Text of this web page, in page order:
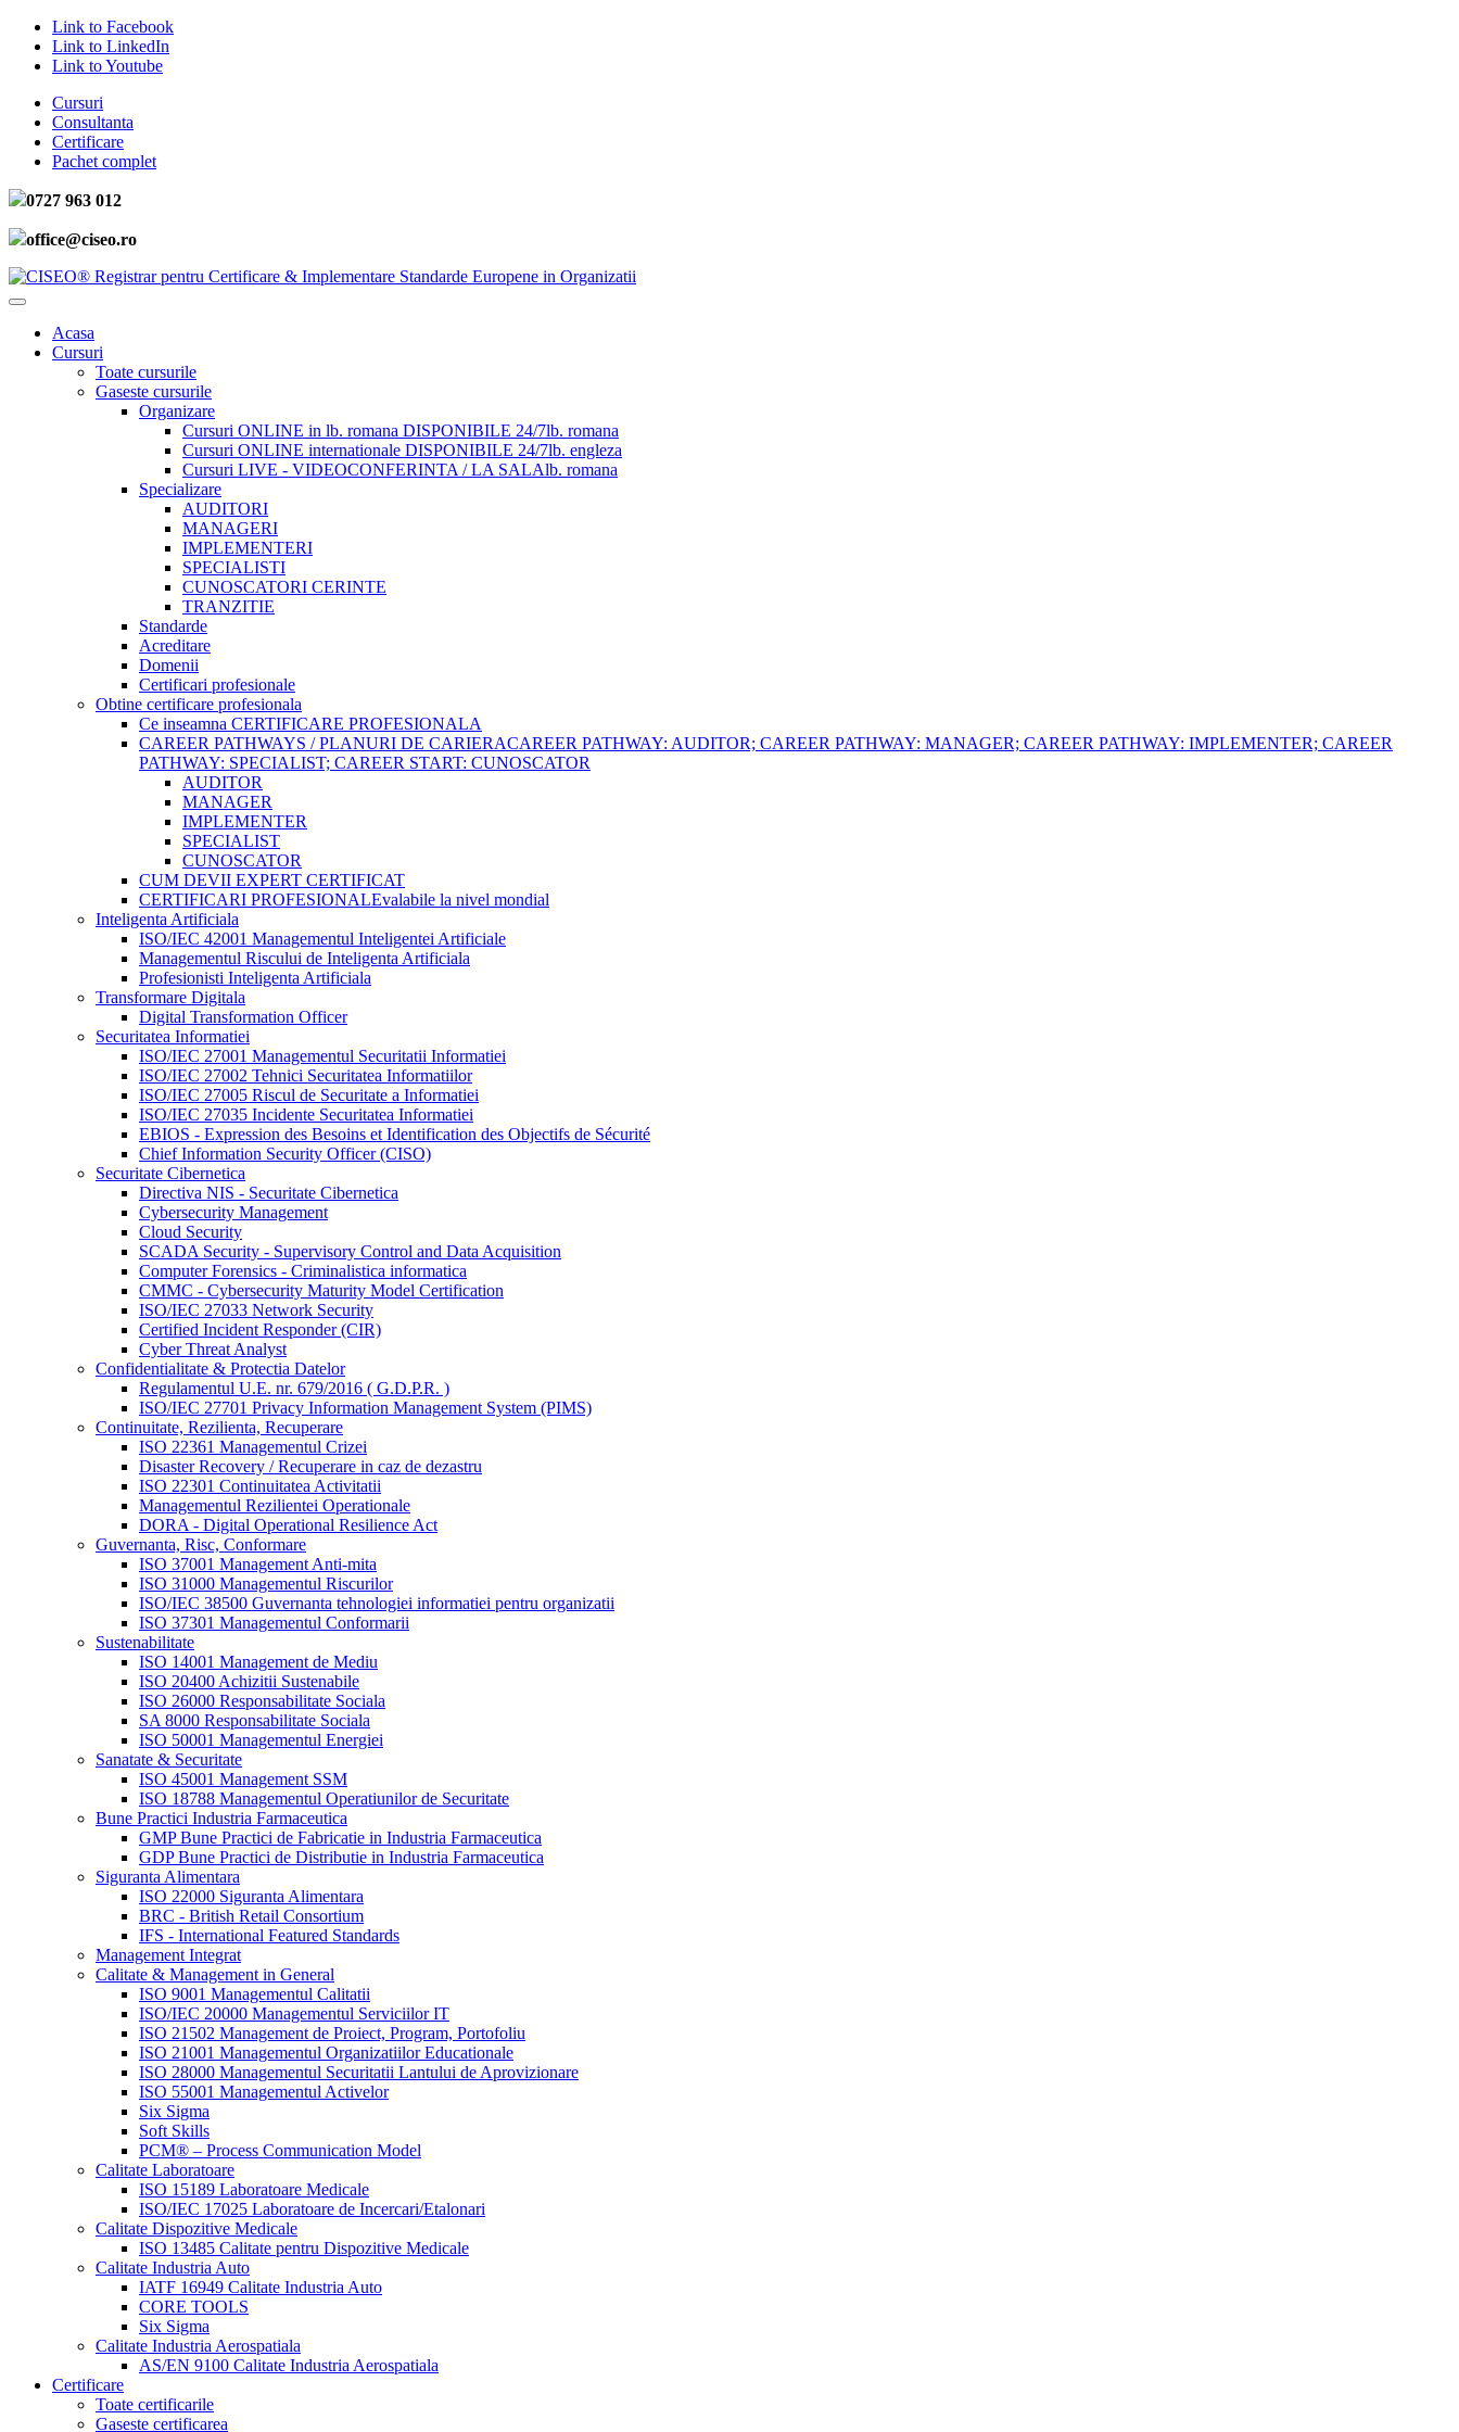
Link to Facebook
Link to LinkedIn
Link to Youtube
Cursuri
Consultanta
Certificare
Pachet complet
0727 963 012
office@ciseo.ro
Acasa
Cursuri
Toate cursurile
Gaseste cursurile
Organizare
Cursuri ONLINE in lb. romana DISPONIBILE 24/7lb. romana
Cursuri ONLINE internationale DISPONIBILE 24/7lb. engleza
Cursuri LIVE - VIDEOCONFERINTA / LA SALAlb. romana
Specializare
AUDITORI
MANAGERI
IMPLEMENTERI
SPECIALISTI
CUNOSCATORI CERINTE
TRANZITIE
Standarde
Acreditare
Domenii
Certificari profesionale
Obtine certificare profesionala
Ce inseamna CERTIFICARE PROFESIONALA
CAREER PATHWAYS / PLANURI DE CARIERACAREER PATHWAY: AUDITOR; CAREER PATHWAY: MANAGER; CAREER PATHWAY: IMPLEMENTER; CAREER
PATHWAY: SPECIALIST; CAREER START: CUNOSCATOR
AUDITOR
MANAGER
IMPLEMENTER
SPECIALIST
CUNOSCATOR
CUM DEVII EXPERT CERTIFICAT
CERTIFICARI PROFESIONALEvalabile la nivel mondial
Inteligenta Artificiala
ISO/IEC 42001 Managementul Inteligentei Artificiale
Managementul Riscului de Inteligenta Artificiala
Profesionisti Inteligenta Artificiala
Transformare Digitala
Digital Transformation Officer
Securitatea Informatiei
ISO/IEC 27001 Managementul Securitatii Informatiei
ISO/IEC 27002 Tehnici Securitatea Informatiilor
ISO/IEC 27005 Riscul de Securitate a Informatiei
ISO/IEC 27035 Incidente Securitatea Informatiei
EBIOS - Expression des Besoins et Identification des Objectifs de Sécurité
Chief Information Security Officer (CISO)
Securitate Cibernetica
Directiva NIS - Securitate Cibernetica
Cybersecurity Management
Cloud Security
SCADA Security - Supervisory Control and Data Acquisition
Computer Forensics - Criminalistica informatica
CMMC - Cybersecurity Maturity Model Certification
ISO/IEC 27033 Network Security
Certified Incident Responder (CIR)
Cyber Threat Analyst
Confidentialitate & Protectia Datelor
Regulamentul U.E. nr. 679/2016 ( G.D.P.R. )
ISO/IEC 27701 Privacy Information Management System (PIMS)
Continuitate, Rezilienta, Recuperare
ISO 22361 Managementul Crizei
Disaster Recovery / Recuperare in caz de dezastru
ISO 22301 Continuitatea Activitatii
Managementul Rezilientei Operationale
DORA - Digital Operational Resilience Act
Guvernanta, Risc, Conformare
ISO 37001 Management Anti-mita
ISO 31000 Managementul Riscurilor
ISO/IEC 38500 Guvernanta tehnologiei informatiei pentru organizatii
ISO 37301 Managementul Conformarii
Sustenabilitate
ISO 14001 Management de Mediu
ISO 20400 Achizitii Sustenabile
ISO 26000 Responsabilitate Sociala
SA 8000 Responsabilitate Sociala
ISO 50001 Managementul Energiei
Sanatate & Securitate
ISO 45001 Management SSM
ISO 18788 Managementul Operatiunilor de Securitate
Bune Practici Industria Farmaceutica
GMP Bune Practici de Fabricatie in Industria Farmaceutica
GDP Bune Practici de Distributie in Industria Farmaceutica
Siguranta Alimentara
ISO 22000 Siguranta Alimentara
BRC - British Retail Consortium
IFS - International Featured Standards
Management Integrat
Calitate & Management in General
ISO 9001 Managementul Calitatii
ISO/IEC 20000 Managementul Serviciilor IT
ISO 21502 Management de Proiect, Program, Portofoliu
ISO 21001 Managementul Organizatiilor Educationale
ISO 28000 Managementul Securitatii Lantului de Aprovizionare
ISO 55001 Managementul Activelor
Six Sigma
Soft Skills
PCM® – Process Communication Model
Calitate Laboratoare
ISO 15189 Laboratoare Medicale
ISO/IEC 17025 Laboratoare de Incercari/Etalonari
Calitate Dispozitive Medicale
ISO 13485 Calitate pentru Dispozitive Medicale
Calitate Industria Auto
IATF 16949 Calitate Industria Auto
CORE TOOLS
Six Sigma
Calitate Industria Aerospatiala
AS/EN 9100 Calitate Industria Aerospatiala
Certificare
Toate certificarile
Gaseste certificarea